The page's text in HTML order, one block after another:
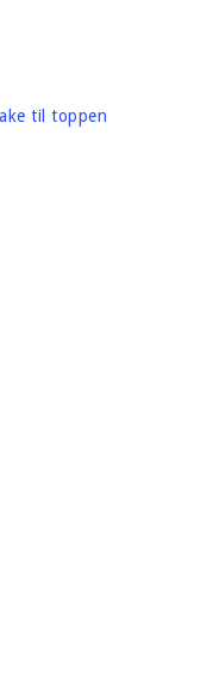
til toppen